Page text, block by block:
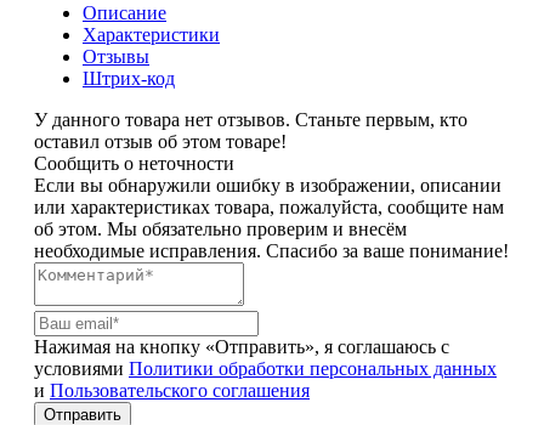
Описание
Характеристики
Отзывы
Штрих-код
У данного товара нет отзывов. Станьте первым, кто
оставил отзыв об этом товаре!
Сообщить о неточности
Если вы обнаружили ошибку в изображении, описании
или характеристиках товара, пожалуйста, сообщите нам
об этом. Мы обязательно проверим и внесём
необходимые исправления. Спасибо за ваше понимание!
Нажимая на кнопку «Отправить», я соглашаюсь с
условиями Политики обработки персональных данных
и Пользовательского соглашения
Отправить